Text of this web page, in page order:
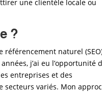
une clientèle locale ou
?
référencement naturel
j’ai eu l’opportunité
entreprises et des
secteurs variés. Mon